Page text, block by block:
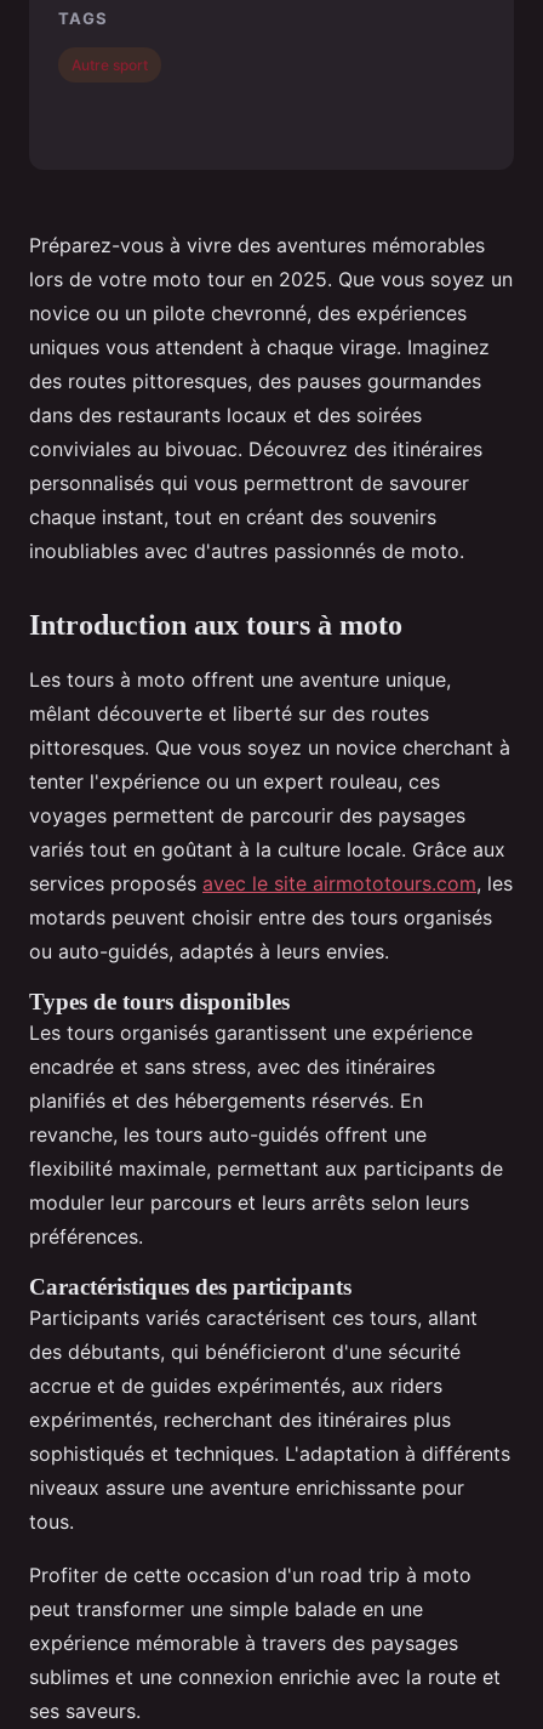
Préparez-vous à vivre des aventures mémorables
lors de votre moto tour en 2025. Que vous soyez un
novice ou un pilote chevronné, des expériences
uniques vous attendent à chaque virage. Imaginez
des routes pittoresques, des pauses gourmandes
dans des restaurants locaux et des soirées
conviviales au bivouac. Découvrez des itinéraires
personnalisés qui vous permettront de savourer
chaque instant, tout en créant des souvenirs
inoubliables avec d'autres passionnés de moto.
Introduction aux tours à moto
Les tours à moto offrent une aventure unique,
mêlant découverte et liberté sur des routes
pittoresques. Que vous soyez un novice cherchant à
tenter l'expérience ou un expert rouleau, ces
voyages permettent de parcourir des paysages
variés tout en goûtant à la culture locale. Grâce aux
services proposés avec le site airmototours.com, les
motards peuvent choisir entre des tours organisés
ou auto-guidés, adaptés à leurs envies.
Types de tours disponibles
Les tours organisés garantissent une expérience
encadrée et sans stress, avec des itinéraires
planifiés et des hébergements réservés. En
revanche, les tours auto-guidés offrent une
flexibilité maximale, permettant aux participants de
moduler leur parcours et leurs arrêts selon leurs
préférences.
Caractéristiques des participants
Participants variés caractérisent ces tours, allant
des débutants, qui bénéficieront d'une sécurité
accrue et de guides expérimentés, aux riders
expérimentés, recherchant des itinéraires plus
sophistiqués et techniques. L'adaptation à différents
niveaux assure une aventure enrichissante pour
tous.
Profiter de cette occasion d'un road trip à moto
peut transformer une simple balade en une
expérience mémorable à travers des paysages
sublimes et une connexion enrichie avec la route et
ses saveurs.
TAGS
Autre sport